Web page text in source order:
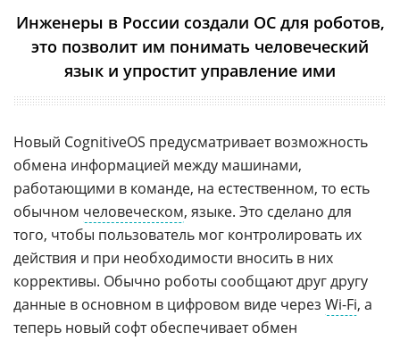
Инженеры в России создали ОС для роботов,
это позволит им понимать человеческий
язык и упростит управление ими
Новый CognitiveOS предусматривает возможность
обмена информацией между машинами,
работающими в команде, на естественном, то есть
обычном человеческом, языке. Это сделано для
того, чтобы пользователь мог контролировать их
действия и при необходимости вносить в них
коррективы. Обычно роботы сообщают друг другу
данные в основном в цифровом виде через Wi-Fi, а
теперь новый софт обеспечивает обмен